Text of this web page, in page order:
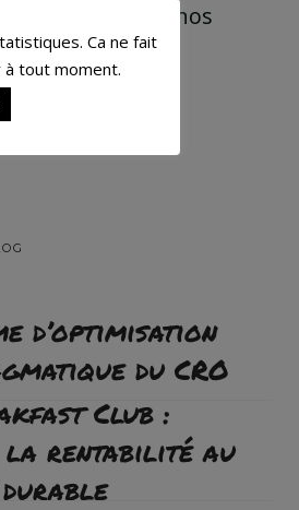
et partager nos
d’optimisation
du CRO
Club :
la rentabilité au
durable
Ca ne fait
à tout moment.